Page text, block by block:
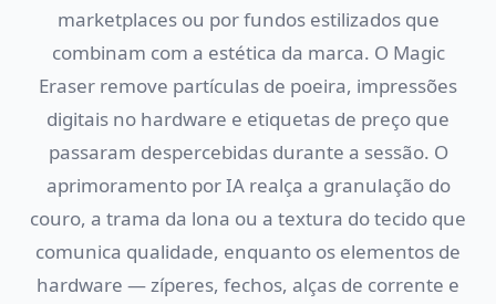
marketplaces ou por fundos estilizados que
combinam com a estética da marca. O Magic
Eraser remove partículas de poeira, impressões
digitais no hardware e etiquetas de preço que
passaram despercebidas durante a sessão. O
aprimoramento por IA realça a granulação do
couro, a trama da lona ou a textura do tecido que
comunica qualidade, enquanto os elementos de
hardware — zíperes, fechos, alças de corrente e